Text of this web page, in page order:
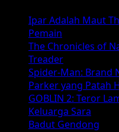
untuk
Umur
Ipar Adalah Maut
Pemain
The Chronicles of
Treader
Spider-Man: Brand
Parker yang Patah
GOBLIN 2: Teror
Keluarga Sara
Badut Gendong